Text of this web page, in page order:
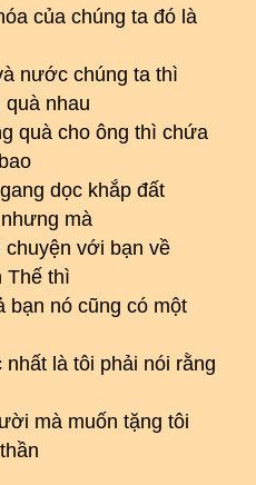
của chúng ta đó là
nước chúng ta thì
quà nhau
quà cho ông thì chứa
dọc khắp đất
mà
chuyện với bạn về
Thế thì
bạn nó cũng có một
là tôi phải nói rằng
mà muốn tặng tôi